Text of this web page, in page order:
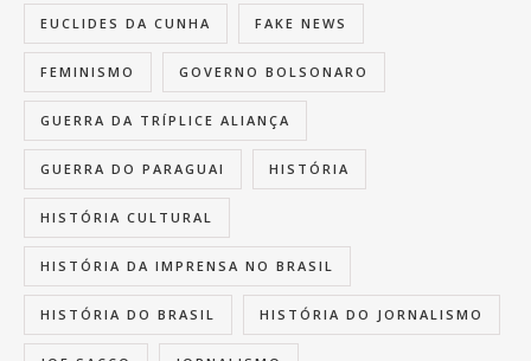
EUCLIDES DA CUNHA FAKE NEWS
FEMINISMO GOVERNO BOLSONARO
GUERRA DA TRÍPLICE ALIANÇA
GUERRA DO PARAGUAI HISTÓRIA
HISTÓRIA CULTURAL
HISTÓRIA DA IMPRENSA NO BRASIL
HISTÓRIA DO BRASIL HISTÓRIA DO JORNALISMO